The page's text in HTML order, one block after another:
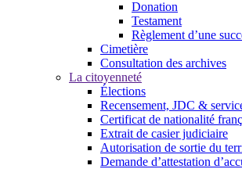
Donation
Testament
Règlement d’une
Cimetière
Consultation des archives
La citoyenneté
Élections
Recensement, JDC &
Certificat de nationalité
Extrait de casier judiciaire
Autorisation de sortie du
Demande d’attestation